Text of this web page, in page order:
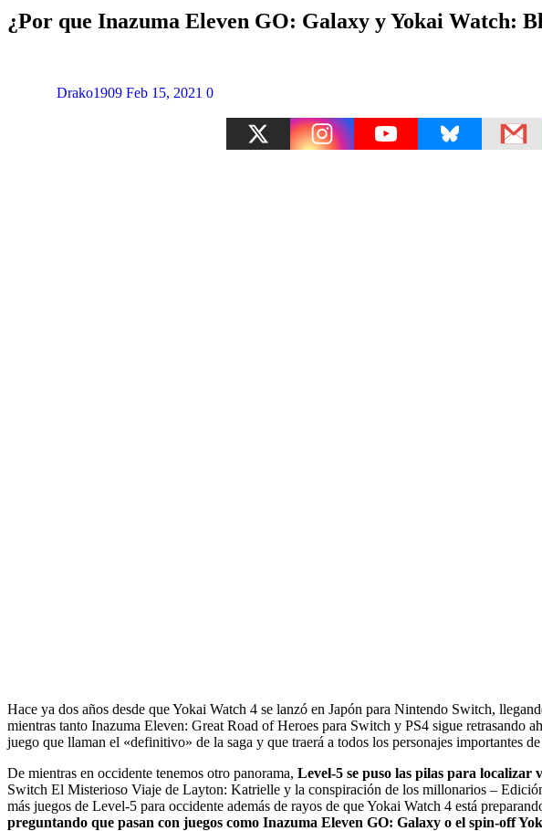
¿Por que Inazuma Eleven GO: Galaxy y Yokai Watch:
Drako1909 Feb 15, 2021 0
Hace ya dos años desde que Yokai Watch 4 se lanzó en Japón para Nintendo Switch,
mientras tanto Inazuma Eleven: Great Road of Heroes para Switch y PS4 sigue retrasando
juego que llaman el «definitivo» de la saga y que traerá a todos los personajes importantes
De mientras en occidente tenemos otro panorama, Level-5 se puso las pilas para localizar
Switch El Misterioso Viaje de Layton: Katrielle y la conspiración de los millonarios –
más juegos de Level-5 para occidente además de rayos de que Yokai Watch 4 está
preguntando que pasan con juegos como Inazuma Eleven GO: Galaxy o el spin-off